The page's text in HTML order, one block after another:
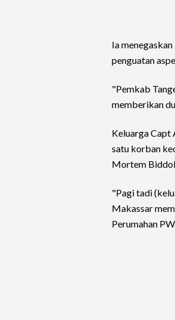
Ia
penguatan
"Pemkab
memberikan
Keluarga Capt
satu korban
Mortem
"Pagi tadi
Makassar
Perumahan